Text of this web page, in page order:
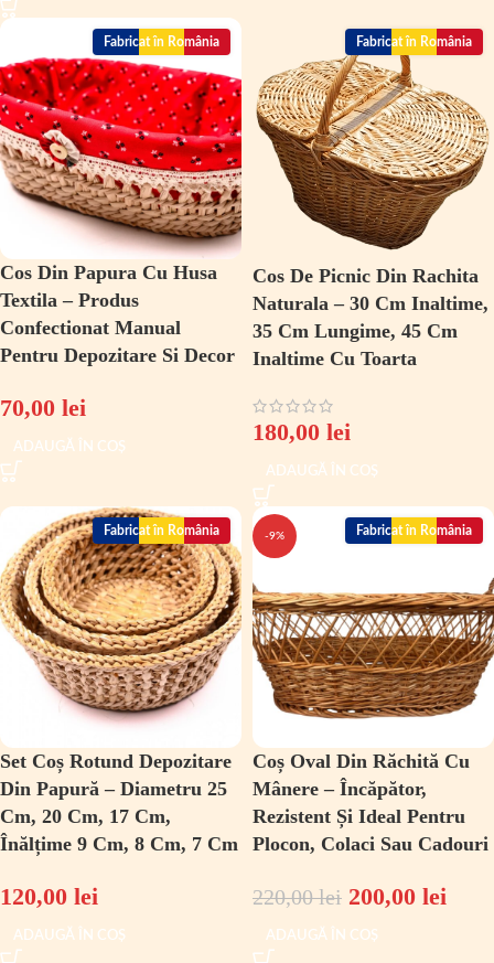
Fabricat în România
Cos Din Papura Cu Husa
Textila – Produs
Confectionat Manual
Pentru Depozitare Si Decor
70,00 lei
ADAUGĂ ÎN COȘ
Fabricat în România
Cos De Picnic Din Rachita
Naturala – 30 Cm Inaltime,
35 Cm Lungime, 45 Cm
Inaltime Cu Toarta
180,00 lei
ADAUGĂ ÎN COȘ
Fabricat în România
Set Coș Rotund Depozitare
Din Papură – Diametru 25
Cm, 20 Cm, 17 Cm,
Înălțime 9 Cm, 8 Cm, 7 Cm
120,00 lei
ADAUGĂ ÎN COȘ
-9% Fabricat în România
Coș Oval Din Răchită Cu
Mânere – Încăpător,
Rezistent Și Ideal Pentru
Plocon, Colaci Sau Cadouri
220,00lei 200,00 lei
ADAUGĂ ÎN COȘ